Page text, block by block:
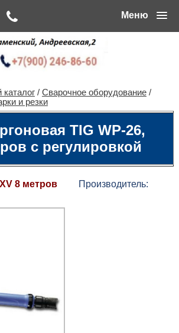
Меню
/ Сварочное оборудование/
и резки
TIG WP-26,
с регулировкой
8 метровПроизводитель: